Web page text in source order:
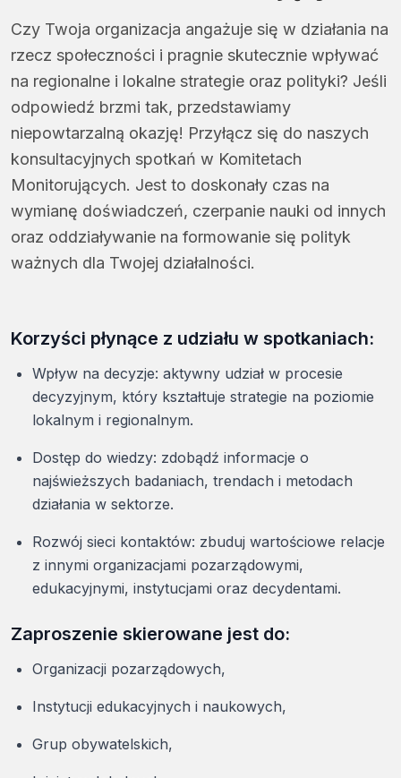
Czy Twoja organizacja angażuje się w działania na
rzecz społeczności i pragnie skutecznie wpływać
na regionalne i lokalne strategie oraz polityki? Jeśli
odpowiedź brzmi tak, przedstawiamy
niepowtarzalną okazję! Przyłącz się do naszych
konsultacyjnych spotkań w Komitetach
Monitorujących. Jest to doskonały czas na
wymianę doświadczeń, czerpanie nauki od innych
oraz oddziaływanie na formowanie się polityk
ważnych dla Twojej działalności.
Korzyści płynące z udziału w spotkaniach:
Wpływ na decyzje: aktywny udział w procesie
decyzyjnym, który kształtuje strategie na poziomie
lokalnym i regionalnym.
Dostęp do wiedzy: zdobądź informacje o
najświeższych badaniach, trendach i metodach
działania w sektorze.
Rozwój sieci kontaktów: zbuduj wartościowe relacje
z innymi organizacjami pozarządowymi,
edukacyjnymi, instytucjami oraz decydentami.
Zaproszenie skierowane jest do:
Organizacji pozarządowych,
Instytucji edukacyjnych i naukowych,
Grup obywatelskich,